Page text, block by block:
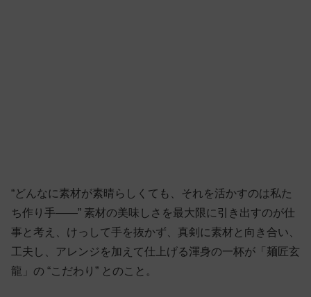
“どんなに素材が素晴らしくても、それを活かすのは私た
ち作り手——” 素材の美味しさを最大限に引き出すのが仕
事と考え、けっして手を抜かず、真剣に素材と向き合い、
工夫し、アレンジを加えて仕上げる渾身の一杯が「麺匠玄
龍」の “こだわり” とのこと。